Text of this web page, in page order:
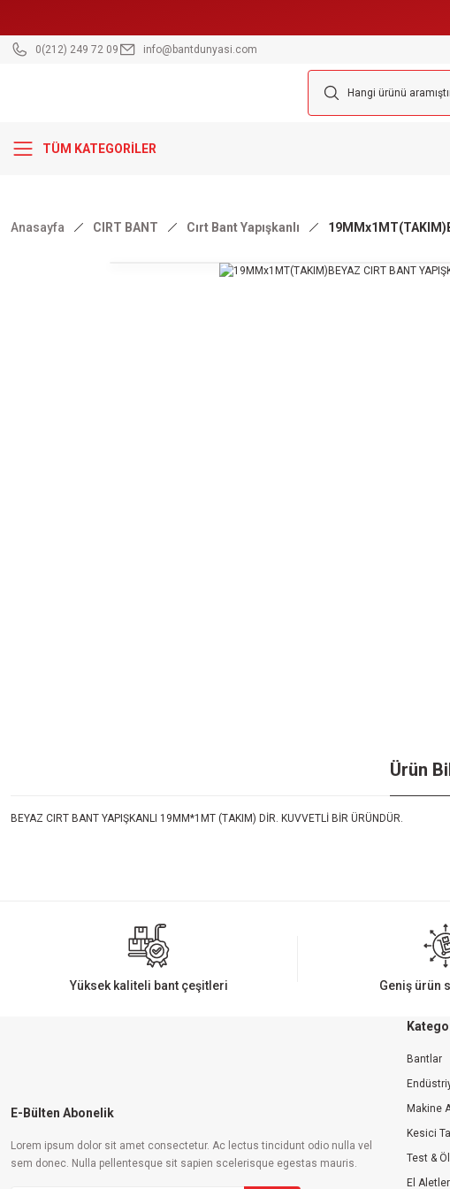
0(212) 249 72 09 info@bantdunyasi.com
TÜM KATEGORİLER
Anasayfa CIRT BANT Cırt Bant Yapışkanlı
Ürün
BEYAZ CIRT BANT YAPIŞKANLI 19MM*1MT (TAKIM) DİR. KUVVETLİ BİR ÜRÜNDÜR.
Ürün resmi kalitesiz, bozuk veya görüntülenemiyor.
Ürün açıklamasında eksik bilgiler bulunuyor.
Yüksek kaliteli bant çeşitleri Geniş ürün
E-Bülten Abonelik
Lorem ipsum dolor sit amet consectetur. Ac lectus tincidunt odio nulla vel
sem donec. Nulla pellentesque sit sapien scelerisque egestas mauris.
Bantlar
Makine
Kesici
Test &
El